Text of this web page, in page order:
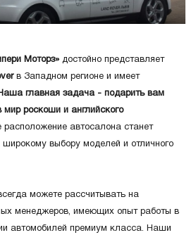
Моторз» достойно представляет
в Западном регионе и имеет
главная задача - подарить вам
мир роскоши и английского
расположение автосалона станет
выбору моделей и отличного
можете рассчитывать на
менеджеров, имеющих опыт работы в
автомобилей премиум класса. Наши